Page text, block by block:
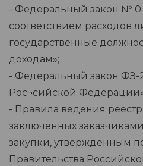
- Федеральный закон №
соответствием расходов
государственные
доходам»;
- Федеральный закон ФЗ-
Рос¬сийской
- Правила ведения
заключенных
закупки, утвержденным
Правительства